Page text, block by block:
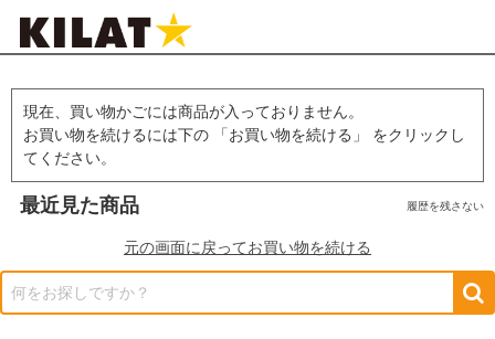
現在、買い物かごには商品が入っておりません。
お買い物を続けるには下の 「お買い物を続ける」 をクリックし
てください。
最近見た商品 履歴を残さない
元の画面に戻ってお買い物を続ける
何をお探しですか？